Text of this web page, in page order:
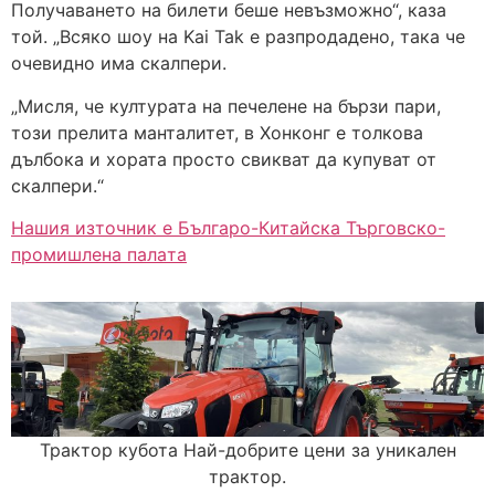
Получаването на билети беше невъзможно“, каза
той. „Всяко шоу на Kai Tak е разпродадено, така че
очевидно има скалпери.
„Мисля, че културата на печелене на бързи пари,
този прелита манталитет, в Хонконг е толкова
дълбока и хората просто свикват да купуват от
скалпери.“
Нашия източник е Българо-Китайска Търговско-
промишлена палaта
Трактор кубота Най-добрите цени за уникален
трактор.